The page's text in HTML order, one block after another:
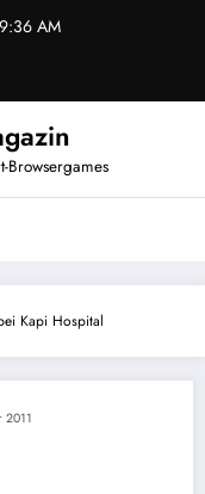
AM
Browsergames
Kapi Hospital
2011